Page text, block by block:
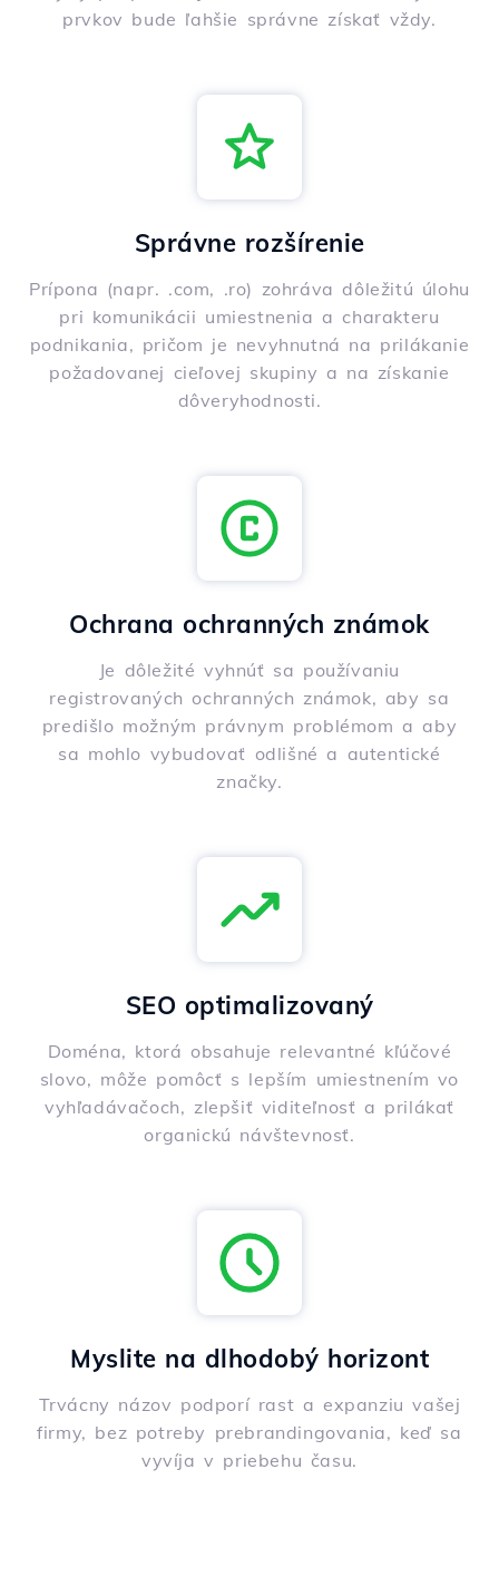
prvkov bude ľahšie správne získať vždy.
Správne rozšírenie
Prípona (napr. .com, .ro) zohráva dôležitú úlohu
pri komunikácii umiestnenia a charakteru
podnikania, pričom je nevyhnutná na prilákanie
požadovanej cieľovej skupiny a na získanie
dôveryhodnosti.
Ochrana ochranných známok
Je dôležité vyhnúť sa používaniu
registrovaných ochranných známok, aby sa
predišlo možným právnym problémom a aby
sa mohlo vybudovať odlišné a autentické
značky.
SEO optimalizovaný
Doména, ktorá obsahuje relevantné kľúčové
slovo, môže pomôcť s lepším umiestnením vo
vyhľadávačoch, zlepšiť viditeľnosť a prilákať
organickú návštevnosť.
Myslite na dlhodobý horizont
Trvácny názov podporí rast a expanziu vašej
firmy, bez potreby prebrandingovania, keď sa
vyvíja v priebehu času.